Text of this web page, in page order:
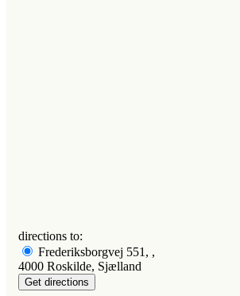
directions to:
Frederiksborgvej 551, ,
4000 Roskilde, Sjælland